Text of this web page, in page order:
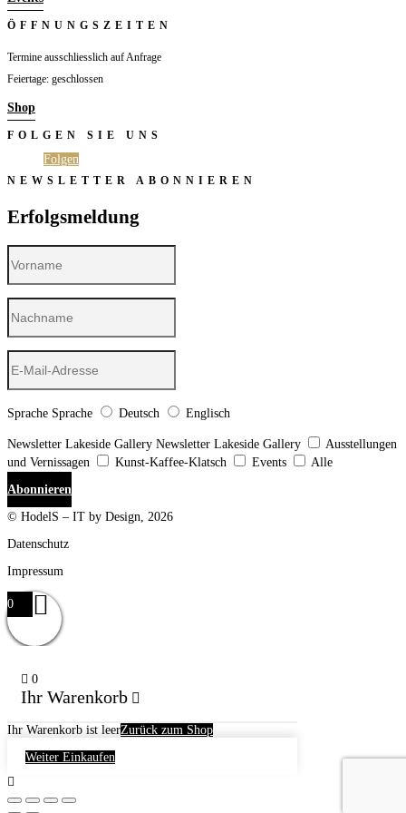
ÖFFNUNGSZEITEN
Termine ausschliesslich auf Anfrage
Feiertage: geschlossen
Shop
FOLGEN SIE UNS
Folgen
NEWSLETTER ABONNIEREN
Erfolgsmeldung
Sprache Sprache Deutsch Englisch
Newsletter Lakeside Gallery Newsletter Lakeside Gallery
Ausstellungen
und Vernissagen
Kunst-Kaffee-Klatsch Events
Alle
Abonnieren
© HodelS – IT by Design, 2026
Datenschutz
Impressum
0
0
Ihr Warenkorb
Ihr Warenkorb ist leerZurück zum Shop
Weiter Einkaufen